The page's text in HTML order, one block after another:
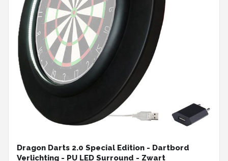
Dragon Darts 2.0 Special Edition - Dartbord
Verlichting - PU LED Surround - Zwart